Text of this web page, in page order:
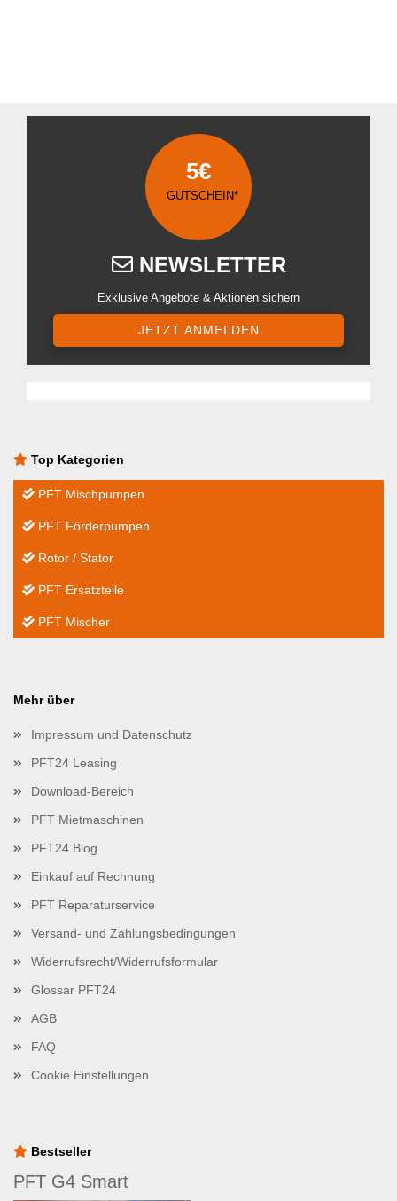
5€
GUTSCHEIN*
NEWSLETTER
Exklusive Angebote & Aktionen sichern
JETZT ANMELDEN
Top Kategorien
PFT Mischpumpen
PFT Förderpumpen
Rotor / Stator
PFT Ersatzteile
PFT Mischer
Mehr über
Impressum und Datenschutz
PFT24 Leasing
Download-Bereich
PFT Mietmaschinen
PFT24 Blog
Einkauf auf Rechnung
PFT Reparaturservice
Versand- und Zahlungsbedingungen
Widerrufsrecht/Widerrufsformular
Glossar PFT24
AGB
FAQ
Cookie Einstellungen
Bestseller
PFT G4 Smart